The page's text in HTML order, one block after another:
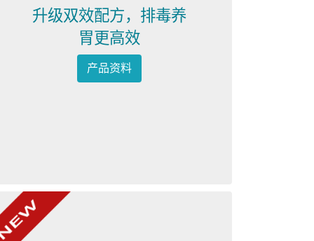
升级双效配方，排毒养
胃更高效
产品资料